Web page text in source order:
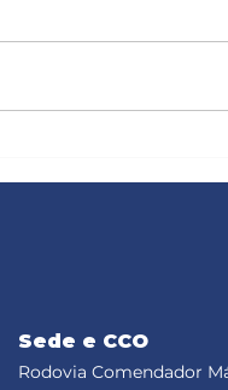
Sede e CCO
Rodovia Comendador